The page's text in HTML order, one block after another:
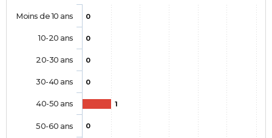
0
0
0
0
1
0
Moins de 10 ans
10-20 ans
20-30 ans
30-40 ans
40-50 ans
50-60 ans